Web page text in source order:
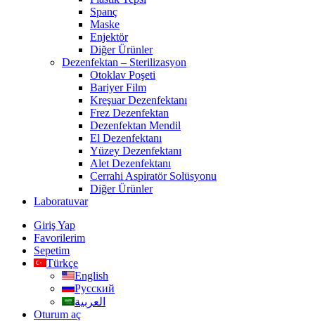
Spanç
Maske
Enjektör
Diğer Ürünler
Dezenfektan – Sterilizasyon
Otoklav Poşeti
Bariyer Film
Kreşuar Dezenfektanı
Frez Dezenfektan
Dezenfektan Mendil
El Dezenfektanı
Yüzey Dezenfektanı
Alet Dezenfektanı
Cerrahi Aspiratör Solüsyonu
Diğer Ürünler
Laboratuvar
Giriş Yap
Favorilerim
Sepetim
Türkçe
English
Русский
العربية
Oturum aç